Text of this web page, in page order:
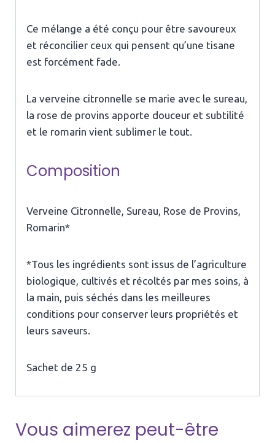
Ce mélange a été conçu pour être savoureux
et réconcilier ceux qui pensent qu’une tisane
est forcément fade.
La verveine citronnelle se marie avec le sureau,
la rose de provins apporte douceur et subtilité
et le romarin vient sublimer le tout.
Composition
Verveine Citronnelle, Sureau, Rose de Provins,
Romarin*
*Tous les ingrédients sont issus de l’agriculture
biologique, cultivés et récoltés par mes soins, à
la main, puis séchés dans les meilleures
conditions pour conserver leurs propriétés et
leurs saveurs.
Sachet de 25 g
Vous aimerez peut-être